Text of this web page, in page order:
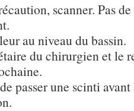
scanner. Pas
au niveau du bassin.
du chirurgien et le
passer une scinti